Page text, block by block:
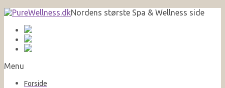
Nordens største Spa & Wellness side
Menu
Forside